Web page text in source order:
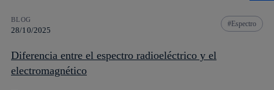
BLOG
28/10/2025
Espectro
Diferencia entre el espectro radioeléctrico y el
electromagnético